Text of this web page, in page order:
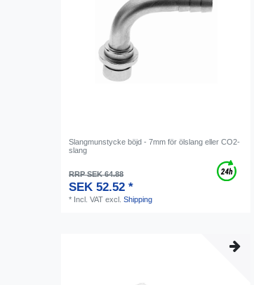
Slangmunstycke böjd - 7mm för ölslang eller CO2-
slang
RRP SEK 64.88
SEK 52.52 *
* Incl. VAT excl.Shipping